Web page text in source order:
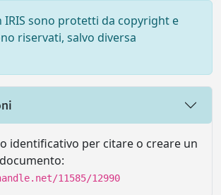
IRIS sono protetti da copyright e
riservati, salvo diversa
identificativo per citare o creare un
11585/12990